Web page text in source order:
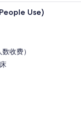
羽绒被、客房内保险箱、
Use)
收费）